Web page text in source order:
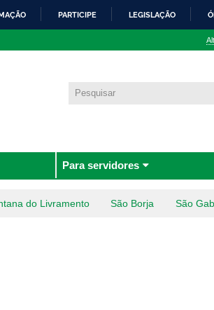
PARTICIPE LEGISLAÇÃO
Para servidores
do Livramento São Borja São